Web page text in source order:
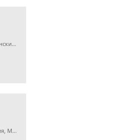
Медицинская лаборатория, Гинекология, Медицинский центр
Детская клиника, Прочие медицинские учреждения, Медицинский центр